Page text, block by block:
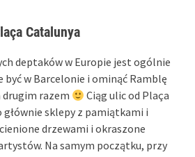
Catalunya
deptaków w Europie jest ogólnie
być w Barcelonie i ominąć Ramblę
razem
Ciąg ulic od Plaça
sklepy z pamiątkami i
drzewami i okraszone
Na samym początku, przy